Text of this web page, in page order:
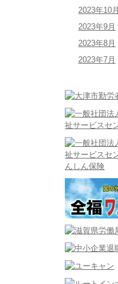
2023年10月
2023年9月
2023年8月
2023年7月